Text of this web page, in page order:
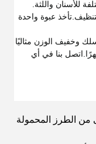
عبوة واحدة
وخفيف الوزن مثاليًا
نقدم ضمان الجودة لمدة 12 شهرًا.اتصل بنا في أي
من الطرز المحمولة